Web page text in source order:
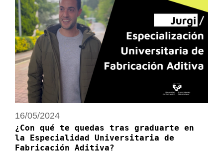
16/05/2024
¿Con qué te quedas tras graduarte en
la Especialidad Universitaria de
Fabricación Aditiva?